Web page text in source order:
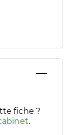
fiche ?
.